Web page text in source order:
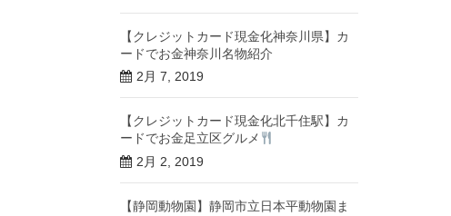
【クレジットカード現金化神奈川県】カ
ードでお金神奈川名物紹介
2月 7, 2019
【クレジットカード現金化北千住駅】カ
ードでお金足立区グルメ
2月 2, 2019
【静岡動物園】静岡市立日本平動物園ま